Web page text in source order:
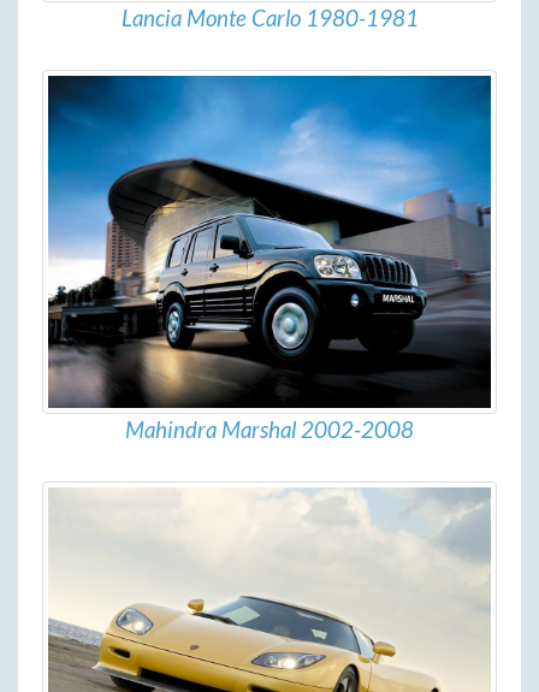
Lancia Monte Carlo 1980-1981
Mahindra Marshal 2002-2008